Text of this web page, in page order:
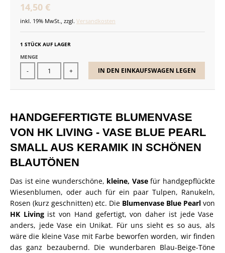
14,50 €
inkl. 19% MwSt., zzgl. Versandkosten
1 STÜCK AUF LAGER
MENGE
- + IN DEN EINKAUFSWAGEN LEGEN
HANDGEFERTIGTE BLUMENVASE
VON HK LIVING - VASE BLUE PEARL
SMALL AUS KERAMIK IN SCHÖNEN
BLAUTÖNEN
Das ist eine wunderschöne, kleine, Vasefür handgepflückte
Wiesenblumen, oder auch für ein paar Tulpen, Ranukeln,
Rosen (kurz geschnitten) etc. Die Blumenvase Blue Pearl von
HK Livingist von Hand gefertigt, von daher ist jede Vase
anders, jede Vase ein Unikat. Für uns sieht es so aus, als
wäre die kleine Vase mit Farbe beworfen worden, wir finden
das ganz bezaubernd. Die wunderbaren Blau-Beige-Töne